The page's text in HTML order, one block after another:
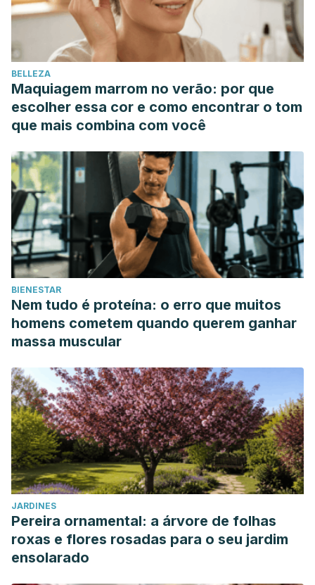
BELLEZA
Maquiagem marrom no verão: por que
escolher essa cor e como encontrar o tom
que mais combina com você
BIENESTAR
Nem tudo é proteína: o erro que muitos
homens cometem quando querem ganhar
massa muscular
JARDINES
Pereira ornamental: a árvore de folhas
roxas e flores rosadas para o seu jardim
ensolarado